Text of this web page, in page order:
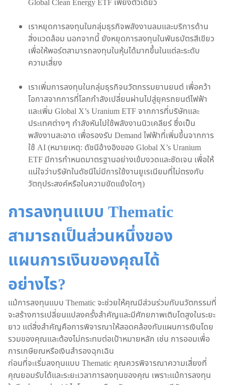
Global Clean Energy ETF เพียงตัวเดียว
เราหยุดการลงทุนในกลุ่มธุรกิจพลังงานลมและบริการด้าน
สิ่งแวดล้อม นอกจากนี้ ยังหยุดการลงทุนในพันธบัตรสีเขียว
เพื่อให้พอร์ตสามารถลงทุนในหุ้นได้มากขึ้นในแต่ละระดับ
ความเสี่ยง
เราเพิ่มการลงทุนในกลุ่มธุรกิจนวัตกรรมยานยนต์ เพื่อคว้า
โอกาสจากการที่โลกกำลังเปลี่ยนผ่านไปสู่ยุครถยนต์ไฟฟ้า
และเพิ่ม Global X’s Uranium ETF จากการที่บริษัทและ
ประเทศต่างๆ กำลังหันไปใช้พลังงานนิวเคลียร์ ซึ่งเป็น
พลังงานสะอาด เพื่อรองรับ Demand ไฟฟ้าที่เพิ่มขึ้นจากการ
ใช้ AI (หมายเหตุ: ดัชนีอ้างอิงของ Global X’s Uranium
ETF มีการกำหนดมาตรฐานอย่างเข้มงวดและชัดเจน เพื่อให้
แน่ใจว่าบริษัทในดัชนีไม่มีการใช้งานยูเรเนียมที่ไม่ตรงกับ
วัตถุประสงค์หรือในความขัดแย้งใดๆ)
การลงทุนแบบ Thematic
สามารถเป็นส่วนหนึ่งของ
แผนการเงินของคุณได้
อย่างไร?
แม้การลงทุนแบบ Thematic จะช่วยให้คุณมีส่วนร่วมกับนวัตกรรมที่
จะสร้างการเปลี่ยนแปลงครั้งสำคัญและมีศักยภาพเติบโตสูงในระยะ
ยาว แต่สิ่งสำคัญคือการพิจารณาให้สอดคล้องกับแผนการเงินโดย
รวมของคุณและต้องไม่กระทบต่อเป้าหมายหลัก เช่น การออมเพื่อ
การเกษียณหรือเงินสำรองฉุกเฉิน
ก่อนที่จะเริ่มลงทุนแบบ Thematic คุณควรพิจารณาความเสี่ยงที่
คุณยอมรับได้และระยะเวลาการลงทุนของคุณ เพราะแม้การลงทุน